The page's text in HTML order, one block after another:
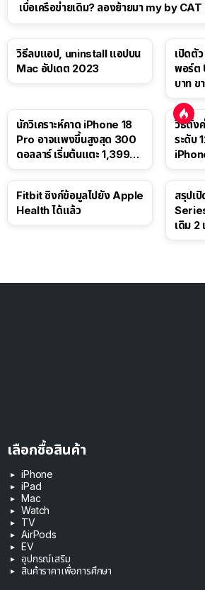
เบื่อเครือข่ายเดิม? ลองย้ายมา my by CAT
วิธีลบแอป, uninstall แอปบน
Mac อัปเดต 2023
เปิดตั
พอร์ต
บาท ข
นักวิเคราะห์คาด iPhone 18
Pro อาจแพงขึ้นสูงสุด 300
ดอลลาร์ เริ่มต้นแตะ 1,399
วิธีตั้ง
ระดับ
Fitbit ซิงก์ข้อมูลไปยัง Apple
Health ได้แล้ว
สรุปเ
เดิม 2
เลือกซื้อสินค้า
iPhone
iPad
Mac
Watch
TV
AirPods
EV
อุปกรณ์เสริม
สินค้าราคาเพื่อการศึกษา